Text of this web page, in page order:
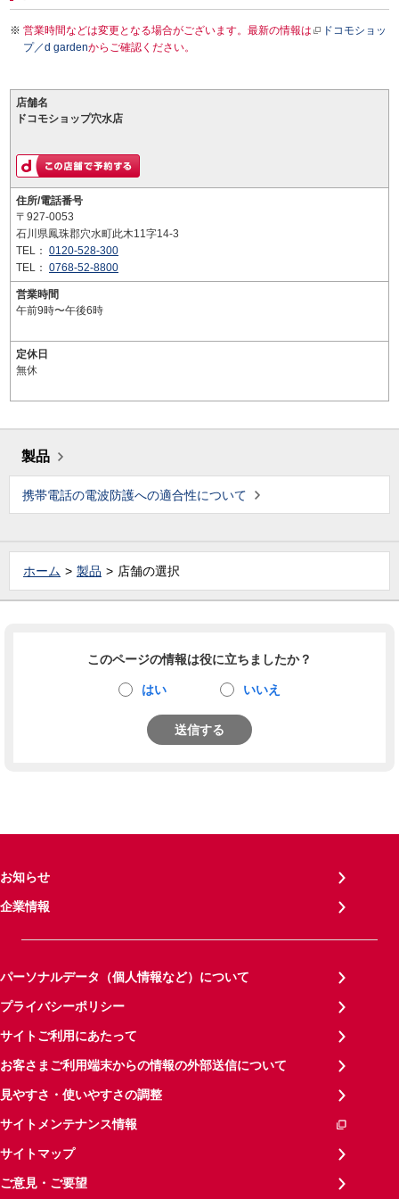
営業時間などは変更となる場合がございます。最新の情報は
ドコモショッ
プ／d gardenからご確認ください。
店舗名
ドコモショップ穴水店
住所/電話番号
〒927-0053
石川県鳳珠郡穴水町此木11字14-3
TEL： 0120-528-300
TEL： 0768-52-8800
営業時間
午前9時〜午後6時
定休日
無休
製品
携帯電話の電波防護への適合性について
ホーム 製品 店舗の選択
このページの情報は役に立ちましたか？
はい いいえ
送信する
お知らせ
企業情報
パーソナルデータ（個人情報など）について
プライバシーポリシー
サイトご利用にあたって
お客さまご利用端末からの情報の外部送信について
見やすさ・使いやすさの調整
サイトメンテナンス情報
サイトマップ
ご意見・ご要望